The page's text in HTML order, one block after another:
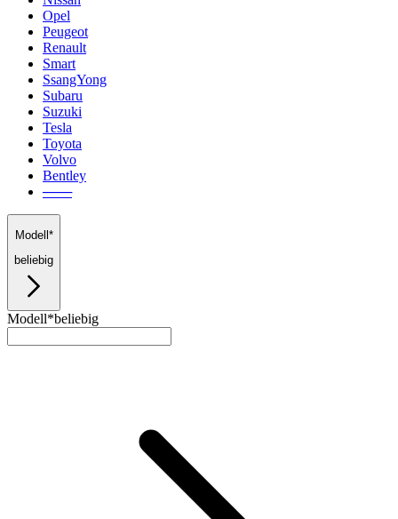
Opel
Peugeot
Renault
Smart
SsangYong
Subaru
Suzuki
Tesla
Toyota
Volvo
Bentley
───
Modell*
beliebig
Modell*beliebig